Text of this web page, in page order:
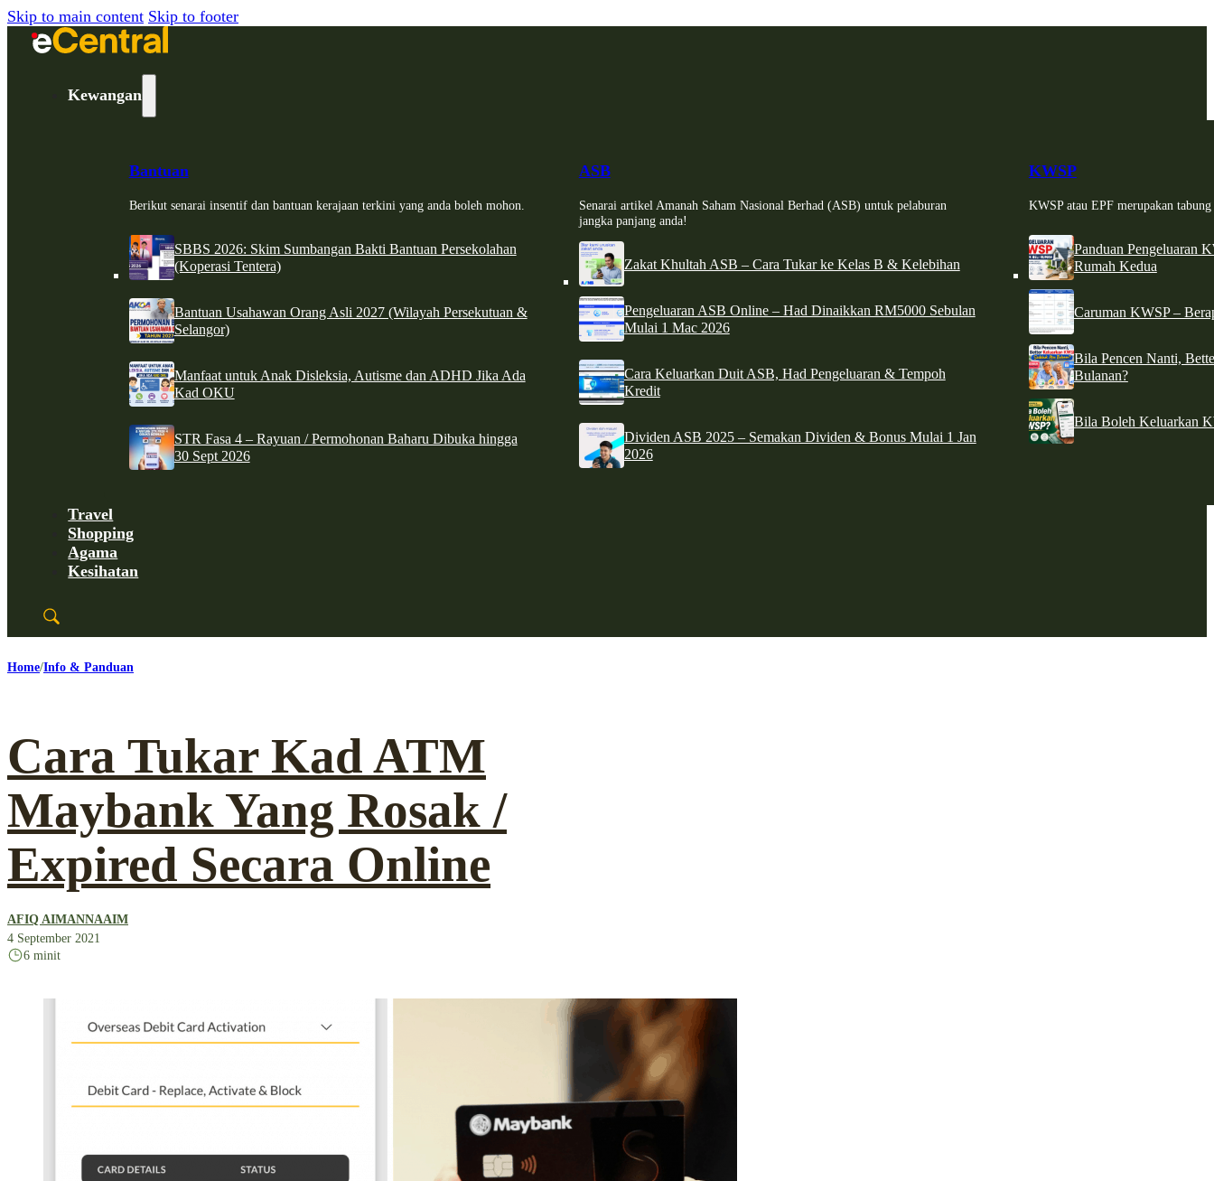
Skip to main content Skip to footer
Kewangan
Bantuan
Berikut senarai insentif dan bantuan kerajaan terkini yang anda boleh mohon.
SBBS 2026: Skim Sumbangan Bakti Bantuan Persekolahan
(Koperasi Tentera)
Bantuan Usahawan Orang Asli 2027 (Wilayah Persekutuan &
Selangor)
Manfaat untuk Anak Disleksia, Autisme dan ADHD Jika Ada
Kad OKU
STR Fasa 4 – Rayuan / Permohonan Baharu Dibuka hingga
30 Sept 2026
ASB
Senarai artikel Amanah Saham Nasional Berhad (ASB) untuk pelaburan
jangka panjang anda!
Zakat Khultah ASB – Cara Tukar ke Kelas B & Kelebihan
Pengeluaran ASB Online – Had Dinaikkan RM5000 Sebulan
Mulai 1 Mac 2026
Cara Keluarkan Duit ASB, Had Pengeluaran & Tempoh
Kredit
Dividen ASB 2025 – Semakan Dividen & Bonus Mulai 1 Jan
2026
KWSP
KWSP atau EPF merupakan
Panduan Pengeluaran
Rumah Kedua
Caruman KWSP –
Bila Pencen Nanti,
Bulanan?
Bila Boleh Keluarkan
Travel
Shopping
Agama
Kesihatan
Home Info & Panduan
Cara Tukar Kad ATM
Maybank Yang Rosak /
Expired Secara Online
AFIQ AIMANNAAIM
4 September 2021
6 minit